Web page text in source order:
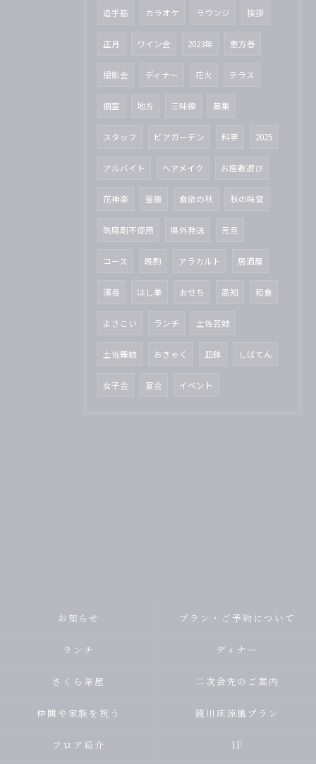
追手筋 カラオケ ラウンジ 挨拶
正月 ワイン会 2023年 恵方巻
撮影会 ディナー 花火 テラス
個室 地方 三味線 募集
スタッフ ビアガーデン 料亭 2025
アルバイト ヘアメイク お座敷遊び
花神楽 釜飯 食欲の秋 秋の味覚
防腐剤不使用 県外発送 元旦
コース 晩酌 アラカルト 居酒屋
濱長 はし拳 おせち 高知 和食
よさこい ランチ 土佐芸妓
土佐舞妓 おきゃく 皿鉢 しばてん
女子会 宴会 イベント
お知らせ プラン・ご予約について
ランチ ディナー
さくら茶屋 二次会先のご案内
仲間や家族を祝う 鏡川床涼風プラン
フロア紹介 1F